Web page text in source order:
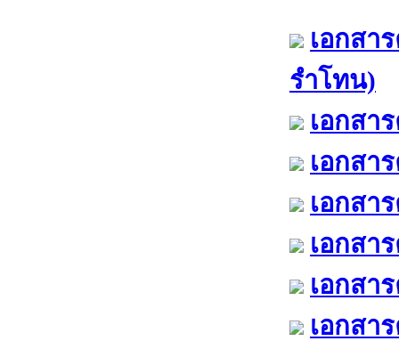
เอกสา
รำโทน)
เอกสา
เอกสา
เอกสา
เอกสา
เอกสา
เอกสา